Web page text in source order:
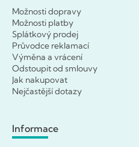
Možnosti dopravy
Možnosti platby
Splátkový prodej
Průvodce reklamací
Výměna a vrácení
Odstoupit od smlouvy
Jak nakupovat
Nejčastější dotazy
Informace